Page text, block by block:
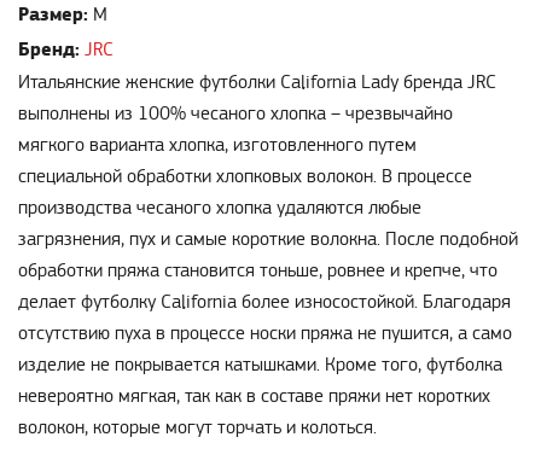
Размер: M
Бренд: JRC
Итальянские женские футболки Сalifornia Lady бренда JRC
выполнены из 100% чесаного хлопка – чрезвычайно
мягкого варианта хлопка, изготовленного путем
специальной обработки хлопковых волокон. В процессе
производства чесаного хлопка удаляются любые
загрязнения, пух и самые короткие волокна. После подобной
обработки пряжа становится тоньше, ровнее и крепче, что
делает футболку Сalifornia более износостойкой. Благодаря
отсутствию пуха в процессе носки пряжа не пушится, а само
изделие не покрывается катышками. Кроме того, футболка
невероятно мягкая, так как в составе пряжи нет коротких
волокон, которые могут торчать и колоться.